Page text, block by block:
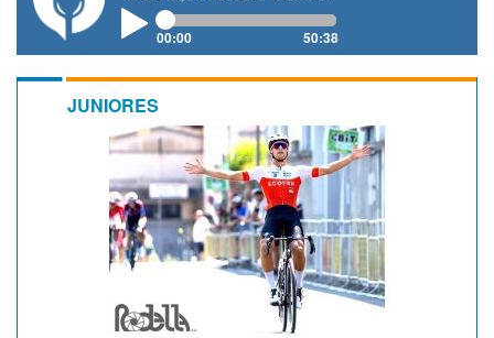
00:00 50:38
JUNIORES